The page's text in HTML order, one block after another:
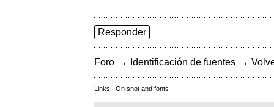
Responder
Foro → Identificación de fuentes →
Links: On snot and fonts